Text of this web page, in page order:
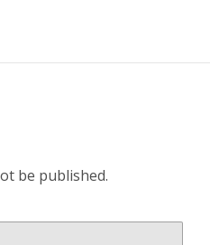
be published.